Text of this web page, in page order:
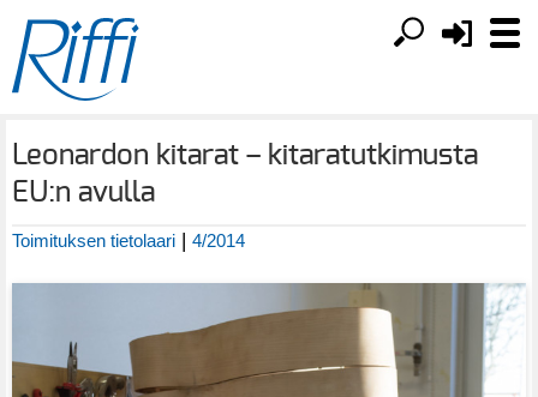
Leonardon kitarat – kitaratutkimusta
EU:n avulla
Toimituksen tietolaari | 4/2014